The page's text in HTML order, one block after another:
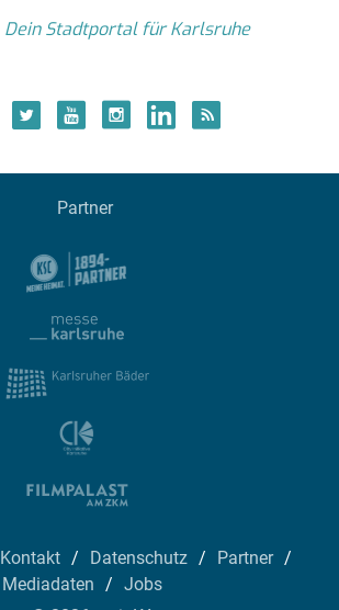
Dein Stadtportal für Karlsruhe
Partner
Kontakt Datenschutz
Partner
Mediadaten
Jobs